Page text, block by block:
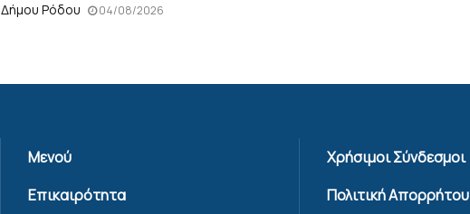
Δήμου Ρόδου
04/08/2026
Μενού
Επικαιρότητα
Χρήσιμοι Σύνδεσμοι
Πολιτική Απορρήτου